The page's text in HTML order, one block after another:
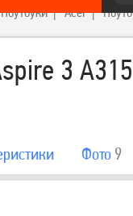
Ноутбуки Acer
3
Фото 9